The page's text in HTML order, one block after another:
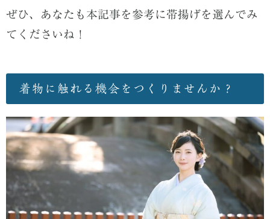
ぜひ、あなたも本記事を参考に帯揚げを選んでみ
てくださいね！
着物に触れる機会をつくりませんか？